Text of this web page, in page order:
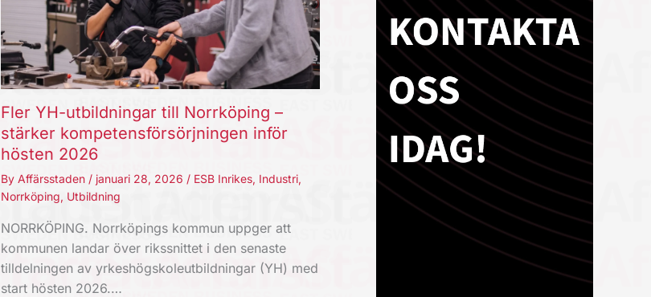
Fler YH-utbildningar till Norrköping –
stärker kompetensförsörjningen inför
hösten 2026
By Affärsstaden / januari 28, 2026 / ESB Inrikes, Industri,
Norrköping, Utbildning
NORRKÖPING. Norrköpings kommun uppger att
kommunen landar över rikssnittet i den senaste
tilldelningen av yrkeshögskoleutbildningar (YH) med
start hösten 2026.…